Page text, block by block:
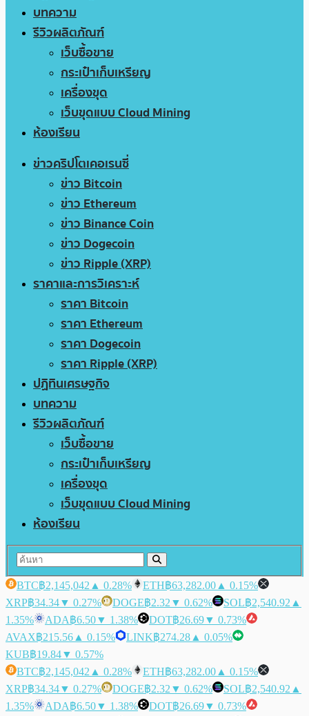
บทความ
รีวิวผลิตภัณฑ์
เว็บซื้อขาย
กระเป๋าเก็บเหรียญ
เครื่องขุด
เว็บขุดแบบ Cloud Mining
ห้องเรียน
ข่าวคริปโตเคอเรนซี่
ข่าว Bitcoin
ข่าว Ethereum
ข่าว Binance Coin
ข่าว Dogecoin
ข่าว Ripple (XRP)
ราคาและการวิเคราะห์
ราคา Bitcoin
ราคา Ethereum
ราคา Dogecoin
ราคา Ripple (XRP)
ปฏิทินเศรษฐกิจ
บทความ
รีวิวผลิตภัณฑ์
เว็บซื้อขาย
กระเป๋าเก็บเหรียญ
เครื่องขุด
เว็บขุดแบบ Cloud Mining
ห้องเรียน
BTC฿2,145,042 ▲ 0.28% ETH฿63,282.00 ▲ 0.15%
XRP฿34.34▼ 0.27% DOGE฿2.32 ▼ 0.62% SOL฿2,540.92 ▲
1.35%
ADA฿6.50▼ 1.38% DOT฿26.69▼ 0.73%
AVAX฿215.56 ▲ 0.15% LINK฿274.28 ▲ 0.05%
KUB฿19.84▼ 0.57%
BTC฿2,145,042 ▲ 0.28% ETH฿63,282.00 ▲ 0.15%
XRP฿34.34▼ 0.27% DOGE฿2.32 ▼ 0.62% SOL฿2,540.92 ▲
1.35%
ADA฿6.50▼ 1.38% DOT฿26.69▼ 0.73%